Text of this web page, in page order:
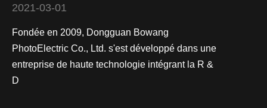
2021-03-01
Fondée en 2009, Dongguan Bowang
PhotoElectric Co., Ltd. s'est développé dans une
entreprise de haute technologie intégrant la R &
D